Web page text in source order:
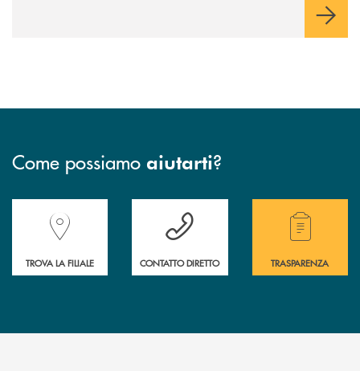
Come possiamo aiutarti?
Accedi all' elenco completo delle filiali della Banca.
TROVA LA FILIALE
Hai bisogno di assistenza immediata?
CONTATTO DIRETTO
Hai bisogno di
TRASPARENZA